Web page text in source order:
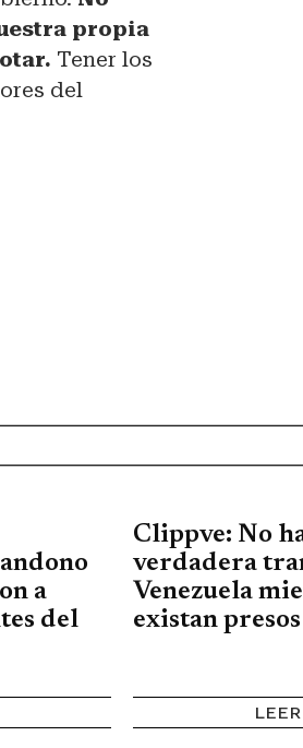
propia
Tener los
del
a
del
Clippve: No
verdadera
Venezuela
existan
LEER